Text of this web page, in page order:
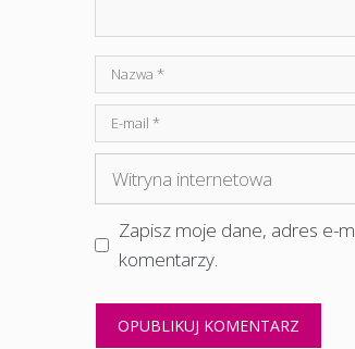
Nazwa
mail
Witryna
internetowa
Zapisz moje dane, adres e-
komentarzy.